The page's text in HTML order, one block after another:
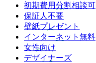
初期費用分割相談可
保証人不要
壁紙プレゼント
インターネット無料
女性向け
デザイナーズ